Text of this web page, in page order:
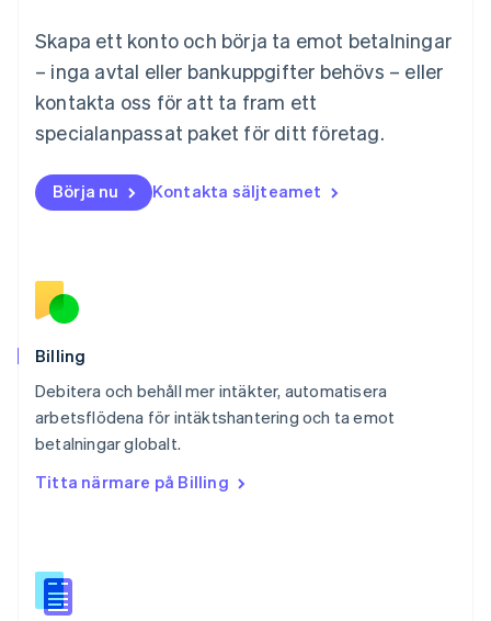
Skapa ett konto och börja ta emot betalningar
– inga avtal eller bankuppgifter behövs – eller
kontakta oss för att ta fram ett
specialanpassat paket för ditt företag.
Börja nu Kontakta säljteamet
Billing
Debitera och behåll mer intäkter, automatisera
arbetsflödena för intäktshantering och ta emot
betalningar globalt.
Titta närmare på Billing
English
Mexiko
Nederländerna
NederlandsEnglish
English
Nya Zeeland
Português
Rumänien
English
DeutschFrançaisItaliano English
Singapore
English简体中文
English
Español
Storbritannien